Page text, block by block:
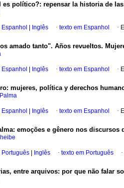
es político?: repensar la historia de
Inglês · texto em Espanhol ·
amado tanto". Años revueltos.
Inglês · texto em Espanhol ·
mujeres, política y derechos
Inglês · texto em Espanhol ·
emoções e gênero nos discursos
Português Inglês · texto em Português ·
entre arquivos: por que não falar